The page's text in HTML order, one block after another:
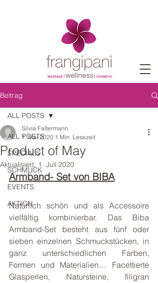
Beitrag
ALL POSTS
SPECIALS
SCHMUCK
EVENTS
AKTION
ALL POSTS
Product of May
Silvia Faltermann
1. Mai 2020 1 Min. Lesezeit
Aktualisiert: 1. Juli 2020
Armband- Set von BIBA
Natürlich schön und als Accessoire
vielfältig kombinierbar. Das Biba
Armband-Set besteht aus fünf oder
sieben einzelnen Schmuckstücken, in
ganz unterschiedlichen Farben,
Formen und Materialien… Facettierte
Glasperlen, Natursteine, filigran